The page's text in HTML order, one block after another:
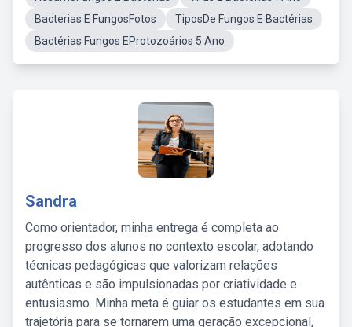
Bacterias E FungosFotos
TiposDe Fungos E Bactérias
Bactérias Fungos EProtozoários 5 Ano
Sandra
Como orientador, minha entrega é completa ao
progresso dos alunos no contexto escolar, adotando
técnicas pedagógicas que valorizam relações
autênticas e são impulsionadas por criatividade e
entusiasmo. Minha meta é guiar os estudantes em sua
trajetória para se tornarem uma geração excepcional,